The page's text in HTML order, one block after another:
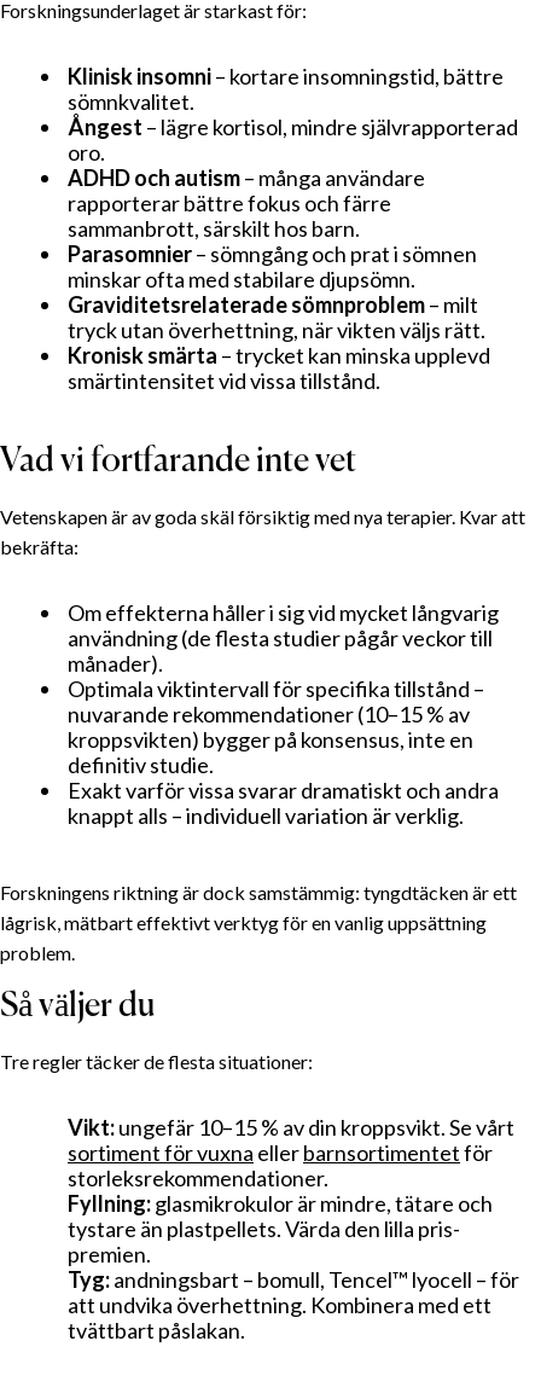
Forskningsunderlaget är starkast för:
Klinisk insomni– kortare insomningstid, bättre
sömnkvalitet.
Ångest – lägre kortisol, mindre självrapporterad
oro.
ADHD och autism– många användare
rapporterar bättre fokus och färre
sammanbrott, särskilt hos barn.
Parasomnier– sömngång och prat i sömnen
minskar ofta med stabilare djupsömn.
Graviditets­relaterade sömnproblem– milt
tryck utan överhettning, när vikten väljs rätt.
Kronisk smärta – trycket kan minska upplevd
smärt­intensitet vid vissa tillstånd.
Vad vi fortfarande inte vet
Vetenskapen är av goda skäl försiktig med nya terapier. Kvar att
bekräfta:
Om effekterna håller i sig vid mycket långvarig
användning (de flesta studier pågår veckor till
månader).
Optimala viktintervall för specifika tillstånd –
nuvarande rekommendationer (10–15 % av
kroppsvikten) bygger på konsensus, inte en
definitiv studie.
Exakt varför vissa svarar dramatiskt och andra
knappt alls – individuell variation är verklig.
Forskningens riktning är dock samstämmig: tyngdtäcken är ett
lågrisk, mätbart effektivt verktyg för en vanlig uppsättning
problem.
Så väljer du
Tre regler täcker de flesta situationer:
Vikt:ungefär 10–15 % av din kroppsvikt. Se vårt
sortiment för vuxna ellerbarnsortimentetför
storleks­rekommendationer.
Fyllning:glas­mikrokulor är mindre, tätare och
tystare än plast­pellets. Värda den lilla pris­
premien.
Tyg:andningsbart – bomull, Tencel™ lyocell – för
att undvika överhettning. Kombinera med ett
tvättbart påslakan.
INNEHÅLLSFÖRTECKNING
Vad är ett tyngdtäcke?
Så fungerar tyngdtäcken: hormonhistorien
Uppsala-studien om melatonin (friska vuxna)
Kina-studien om insomni (kliniska patienter)
Vilka tillstånd kan ett tyngdtäcke hjälpa mot?
Är det värt det?